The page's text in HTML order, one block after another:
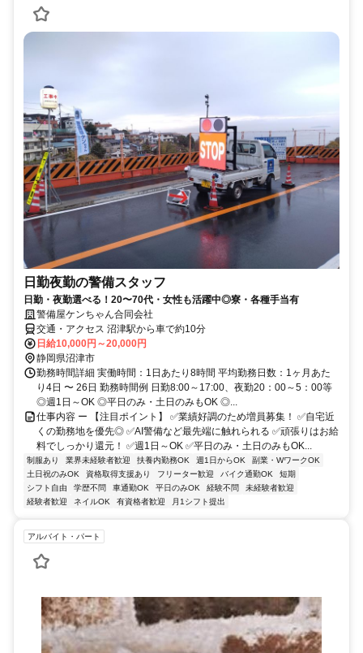
日勤夜勤の警備スタッフ
日勤・夜勤選べる！20〜70代・女性も活躍中◎寮・各種手当有
警備屋ケンちゃん合同会社
交通・アクセス 沼津駅から車で約10分
日給10,000円～20,000円
静岡県沼津市
勤務時間詳細 実働時間：1日あたり8時間 平均勤務日数：1ヶ月あた
り4日 〜 26日 勤務時間例 日勤8:00～17:00、夜勤20：00～5：00等
◎週1日～OK ◎平日のみ・土日のみもOK ◎...
仕事内容 ー 【注目ポイント】 ✅業績好調のため増員募集！ ✅自宅近
くの勤務地を優先◎ ✅AI警備など最先端に触れられる ✅頑張りはお給
料でしっかり還元！ ✅週1日～OK ✅平日のみ・土日のみもOK...
制服あり 業界未経験者歓迎 扶養内勤務OK 週1日からOK
副業・WワークOK
土日祝のみOK
資格取得支援あり フリーター歓迎 バイク通勤OK
短期
シフト自由
学歴不問 車通勤OK 平日のみOK 経験不問
未経験者歓迎
経験者歓迎
ネイルOK 有資格者歓迎 月1シフト提出
アルバイト・パート